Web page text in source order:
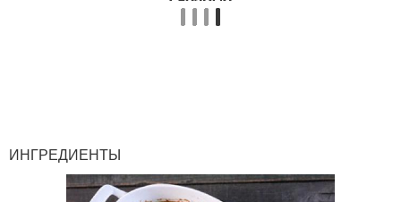
ИНГРЕДИЕНТЫ